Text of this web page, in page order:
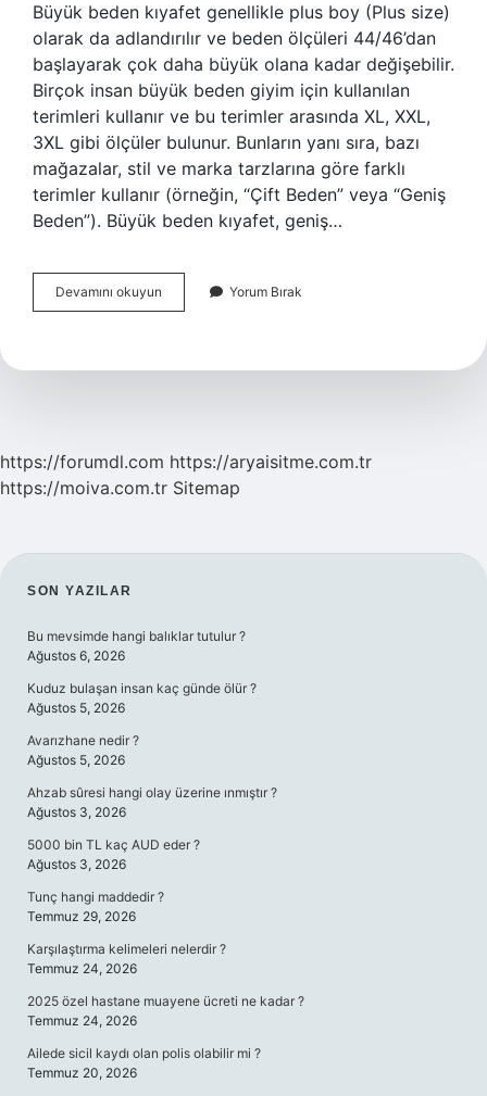
Büyük beden kıyafet genellikle plus boy (Plus size)
olarak da adlandırılır ve beden ölçüleri 44/46’dan
başlayarak çok daha büyük olana kadar değişebilir.
Birçok insan büyük beden giyim için kullanılan
terimleri kullanır ve bu terimler arasında XL, XXL,
3XL gibi ölçüler bulunur. Bunların yanı sıra, bazı
mağazalar, stil ve marka tarzlarına göre farklı
terimler kullanır (örneğin, “Çift Beden” veya “Geniş
Beden”). Büyük beden kıyafet, geniş…
Devamını okuyun
beden
Yorum Bırak
https://forumdl.com https://aryaisitme.com.tr
https://moiva.com.tr Sitemap
SIDEBAR
SON YAZILAR
Bu mevsimde hangi balıklar tutulur ?
Ağustos 6, 2026
Kuduz bulaşan insan kaç günde ölür ?
Ağustos 5, 2026
Avarızhane nedir ?
Ağustos 5, 2026
Ahzab sûresi hangi olay üzerine ınmıştır ?
Ağustos 3, 2026
5000 bin TL kaç AUD eder ?
Ağustos 3, 2026
Tunç hangi maddedir ?
Temmuz 29, 2026
Karşılaştırma kelimeleri nelerdir ?
Temmuz 24, 2026
2025 özel hastane muayene ücreti ne kadar ?
Temmuz 24, 2026
Ailede sicil kaydı olan polis olabilir mi ?
Temmuz 20, 2026